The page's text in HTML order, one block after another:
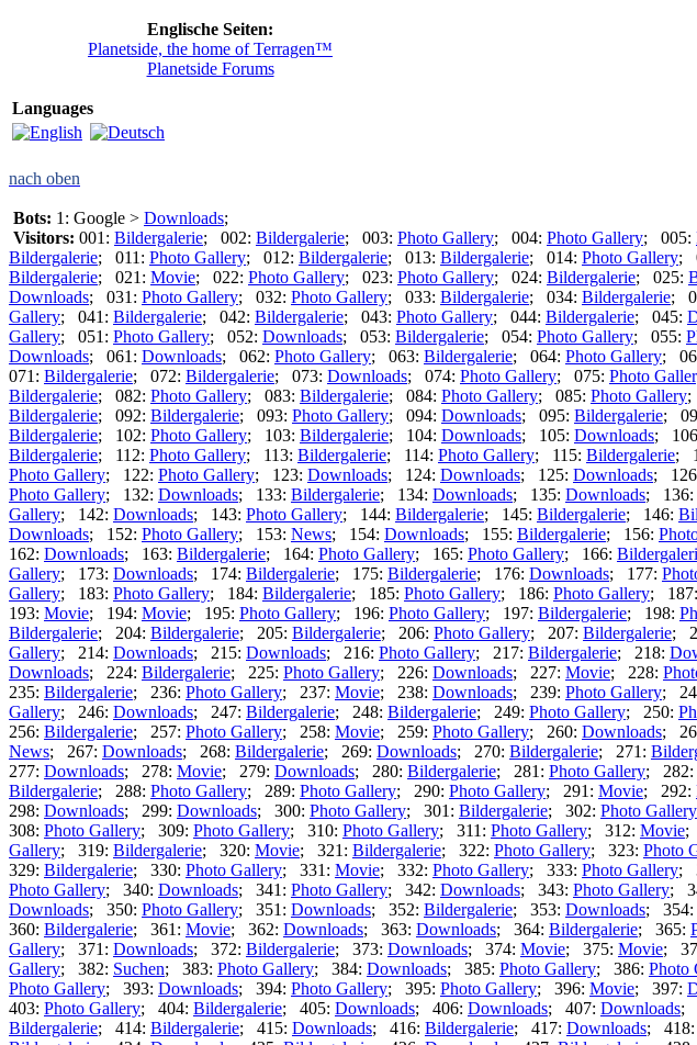
Englische Seiten:
Planetside, the home of Terragen™
Planetside Forums
Languages
nach oben
Bots: 1: Google > Downloads;
Visitors: 001: Bildergalerie; 002: Bildergalerie; 003: Photo Gallery; 004: Photo Gallery; 005:
Bildergalerie; 011: Photo Gallery; 012: Bildergalerie; 013: Bildergalerie; 014: Photo Gallery;
Bildergalerie; 021: Movie; 022: Photo Gallery; 023: Photo Gallery; 024: Bildergalerie; 025:
Downloads; 031: Photo Gallery; 032: Photo Gallery; 033: Bildergalerie; 034: Bildergalerie;
Gallery; 041: Bildergalerie; 042: Bildergalerie; 043: Photo Gallery; 044: Bildergalerie; 045:
Gallery; 051: Photo Gallery; 052: Downloads; 053: Bildergalerie; 054: Photo Gallery; 055:
Downloads; 061: Downloads; 062: Photo Gallery; 063: Bildergalerie; 064: Photo Gallery;
071: Bildergalerie; 072: Bildergalerie; 073: Downloads; 074: Photo Gallery; 075: Photo
Bildergalerie; 082: Photo Gallery; 083: Bildergalerie; 084: Photo Gallery; 085: Photo Gallery;
Bildergalerie; 092: Bildergalerie; 093: Photo Gallery; 094: Downloads; 095: Bildergalerie;
Bildergalerie; 102: Photo Gallery; 103: Bildergalerie; 104: Downloads; 105: Downloads;
Bildergalerie; 112: Photo Gallery; 113: Bildergalerie; 114: Photo Gallery; 115: Bildergalerie;
Photo Gallery; 122: Photo Gallery; 123: Downloads; 124: Downloads; 125: Downloads;
Photo Gallery; 132: Downloads; 133: Bildergalerie; 134: Downloads; 135: Downloads; 136:
Gallery; 142: Downloads; 143: Photo Gallery; 144: Bildergalerie; 145: Bildergalerie; 146:
Downloads; 152: Photo Gallery; 153: News; 154: Downloads; 155: Bildergalerie; 156:
162: Downloads; 163: Bildergalerie; 164: Photo Gallery; 165: Photo Gallery; 166:
Gallery; 173: Downloads; 174: Bildergalerie; 175: Bildergalerie; 176: Downloads; 177:
Gallery; 183: Photo Gallery; 184: Bildergalerie; 185: Photo Gallery; 186: Photo Gallery; 187:
193: Movie; 194: Movie; 195: Photo Gallery; 196: Photo Gallery; 197: Bildergalerie; 198:
Bildergalerie; 204: Bildergalerie; 205: Bildergalerie; 206: Photo Gallery; 207: Bildergalerie;
Gallery; 214: Downloads; 215: Downloads; 216: Photo Gallery; 217: Bildergalerie; 218:
Downloads; 224: Bildergalerie; 225: Photo Gallery; 226: Downloads; 227: Movie; 228:
235: Bildergalerie; 236: Photo Gallery; 237: Movie; 238: Downloads; 239: Photo Gallery;
Gallery; 246: Downloads; 247: Bildergalerie; 248: Bildergalerie; 249: Photo Gallery; 250:
256: Bildergalerie; 257: Photo Gallery; 258: Movie; 259: Photo Gallery; 260: Downloads;
News; 267: Downloads; 268: Bildergalerie; 269: Downloads; 270: Bildergalerie; 271:
277: Downloads; 278: Movie; 279: Downloads; 280: Bildergalerie; 281: Photo Gallery; 282:
Bildergalerie; 288: Photo Gallery; 289: Photo Gallery; 290: Photo Gallery; 291: Movie; 292:
298: Downloads; 299: Downloads; 300: Photo Gallery; 301: Bildergalerie; 302: Photo Gallery
308: Photo Gallery; 309: Photo Gallery; 310: Photo Gallery; 311: Photo Gallery; 312: Movie;
Gallery; 319: Bildergalerie; 320: Movie; 321: Bildergalerie; 322: Photo Gallery; 323: Photo
329: Bildergalerie; 330: Photo Gallery; 331: Movie; 332: Photo Gallery; 333: Photo Gallery;
Photo Gallery; 340: Downloads; 341: Photo Gallery; 342: Downloads; 343: Photo Gallery;
Downloads; 350: Photo Gallery; 351: Downloads; 352: Bildergalerie; 353: Downloads; 354:
360: Bildergalerie; 361: Movie; 362: Downloads; 363: Downloads; 364: Bildergalerie; 365:
Gallery; 371: Downloads; 372: Bildergalerie; 373: Downloads; 374: Movie; 375: Movie;
Gallery; 382: Suchen; 383: Photo Gallery; 384: Downloads; 385: Photo Gallery; 386: Photo
Photo Gallery; 393: Downloads; 394: Photo Gallery; 395: Photo Gallery; 396: Movie; 397:
403: Photo Gallery; 404: Bildergalerie; 405: Downloads; 406: Downloads; 407: Downloads;
Bildergalerie; 414: Bildergalerie; 415: Downloads; 416: Bildergalerie; 417: Downloads; 418: